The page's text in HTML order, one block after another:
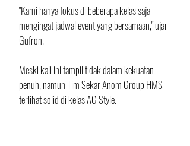
"Kami hanya fokus di beberapa kelas saja
mengingat jadwal event yang bersamaan," ujar
Gufron.
Meski kali ini tampil tidak dalam kekuatan
penuh, namun Tim Sekar Anom Group HMS
terlihat solid di kelas AG Style.